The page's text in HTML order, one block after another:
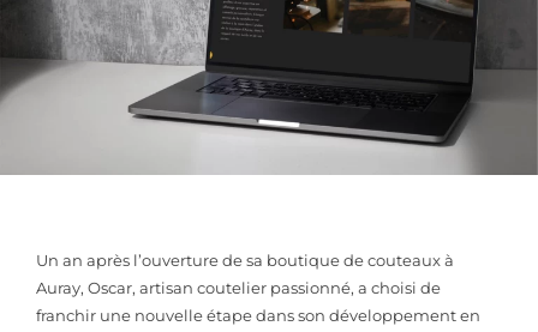
Un an après l’ouverture de sa boutique de couteaux à
Auray, Oscar, artisan coutelier passionné, a choisi de
franchir une nouvelle étape dans son développement en